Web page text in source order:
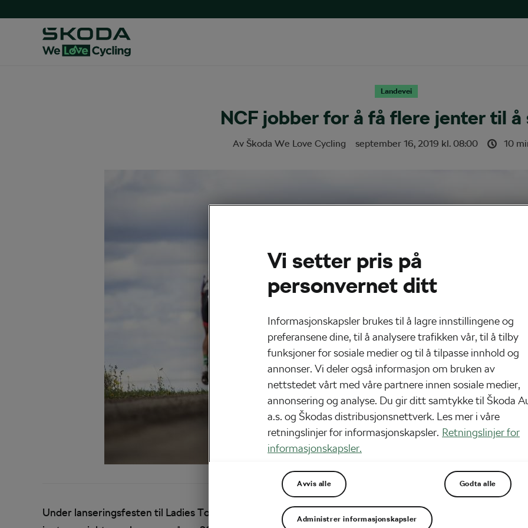
Landevei
NCF jobber for å få flere jenter til å
Av Škoda We Love Cycling september 16, 2019 kl. 08:00 10
Under lanseringsfesten til Ladies Tour of Norway 13. mai, hadde NCF gleden av å presentere sitt nye
Vi setter pris på
personvernet ditt
Informasjonskapsler brukes til å lagre innstillingene og
preferansene dine, til å analysere trafikken vår, til å tilby
funksjoner for sosiale medier og til å tilpasse innhold og
annonser. Vi deler også informasjon om bruken av
nettstedet vårt med våre partnere innen sosiale medier,
annonsering og analyse. Du gir ditt samtykke til Škoda
a.s. og Škodas distribusjonsnettverk. Les mer i våre
retningslinjer for informasjonskapsler. Retningslinjer for
informasjonskapsler.
Avvis alle Godta alle
Administrer informasjonskapsler